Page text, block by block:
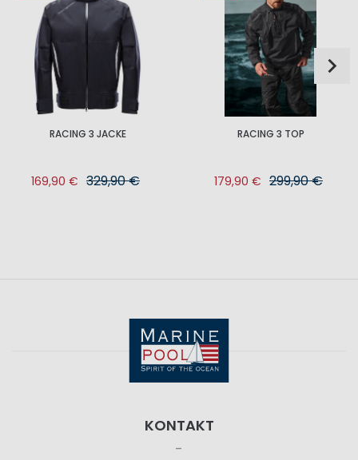
RACING 3 JACKE
169,90 € 329,90 €
RACING 3 TOP
179,90 € 299,90 €
KONTAKT